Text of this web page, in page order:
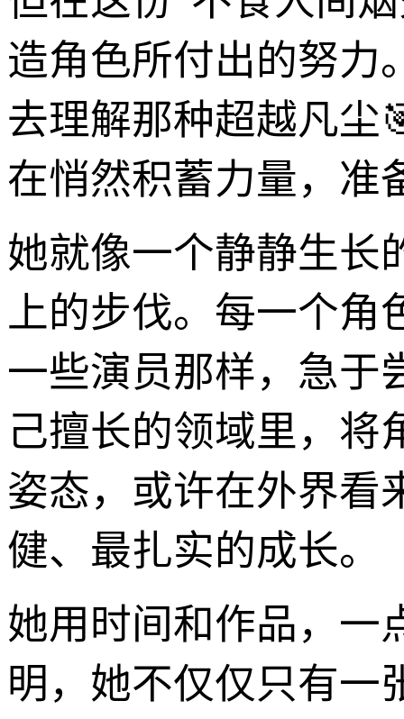
造角色所付出的努力
去理解那种超越凡尘
在悄然积蓄力量，准
她就像一个静静生长
上的步伐。每一个角
一些演员那样，急于
己擅长的领域里，将
姿态，或许在外界看
健、最扎实的成长。
她用时间和作品，一
明，她不仅仅只有一